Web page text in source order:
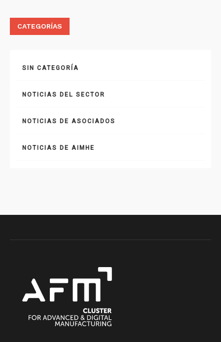
CATEGORÍAS
SIN CATEGORÍA
NOTICIAS DEL SECTOR
NOTICIAS DE ASOCIADOS
NOTICIAS DE AIMHE